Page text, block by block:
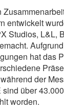
entwickelt
Studios, L&L,
hat das
der
über
worden.